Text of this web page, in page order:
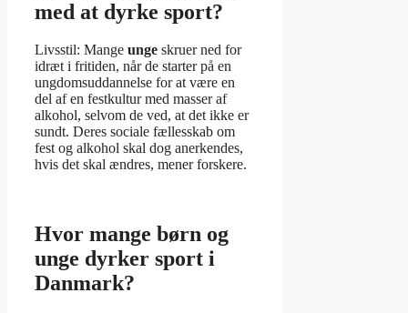
med at dyrke sport?
Livsstil: Mange unge skruer ned for
idræt i fritiden, når de starter på en
ungdomsuddannelse for at være en
del af en festkultur med masser af
alkohol, selvom de ved, at det ikke er
sundt. Deres sociale fællesskab om
fest og alkohol skal dog anerkendes,
hvis det skal ændres, mener forskere.
Hvor mange børn og
unge dyrker sport i
Danmark?